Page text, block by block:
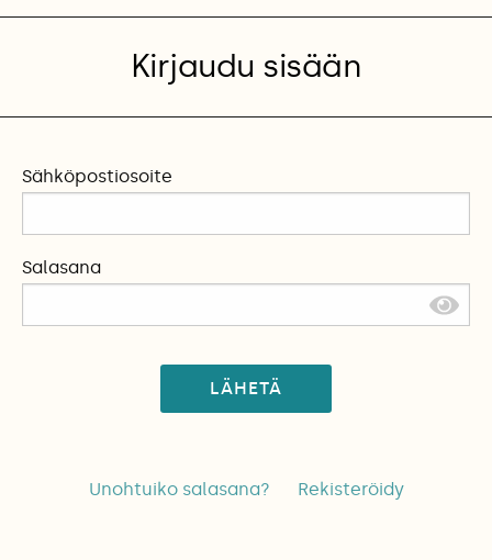
Kirjaudu sisään
Sähköpostiosoite
Salasana
LÄHETÄ
Unohtuiko salasana? Rekisteröidy